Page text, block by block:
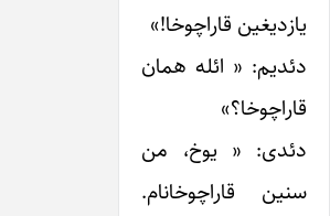
یازدیغین قاراچوخا!»
دئدیم: « ائله همان
قاراچوخا؟»
دئدی: « یوخ، من
سنین قاراچوخانام.